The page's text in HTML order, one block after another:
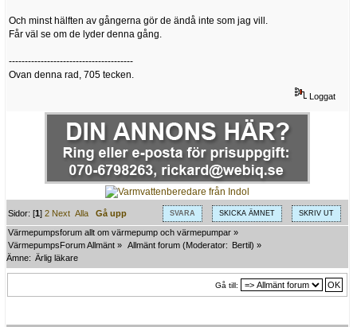
Och minst hälften av gångerna gör de ändå inte som jag vill.
Får väl se om de lyder denna gång.
---------------------------------------
Ovan denna rad, 705 tecken.
Loggat
SVARA SKICKA ÄMNET SKRIV UT
Sidor: [1]2 Next Alla
Gå upp
Värmepumpsforum allt om värmepump och värmepumpar »
VärmepumpsForum Allmänt » Allmänt forum (Moderator: Bertil) »
Ämne: Ärlig läkare
Gå till: